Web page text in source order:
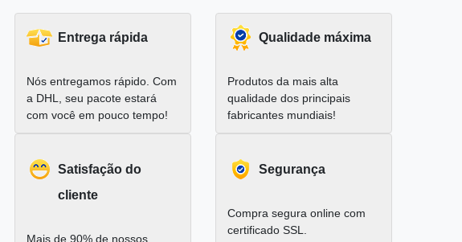
Entrega rápida
Nós entregamos rápido. Com
a DHL, seu pacote estará
com você em pouco tempo!
Qualidade máxima
Produtos da mais alta
qualidade dos principais
fabricantes mundiais!
Satisfação do
cliente
Mais de 90% de nossos
Segurança
Compra segura online com
certificado SSL.